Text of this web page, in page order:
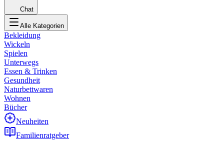
Chat
Alle Kategorien
Bekleidung
Wickeln
Spielen
Unterwegs
Essen & Trinken
Gesundheit
Naturbettwaren
Wohnen
Bücher
Neuheiten
Familienratgeber